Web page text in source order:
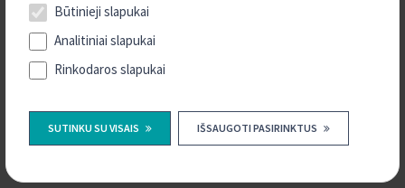
Būtinieji slapukai
Analitiniai slapukai
Rinkodaros slapukai
SUTINKU SU VISAIS IŠSAUGOTI PASIRINKTUS
PASKOLOS